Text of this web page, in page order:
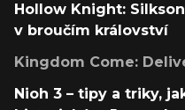
Hollow Knight:
v broučím království
Kingdom Come:
Nioh 3 – tipy a triky,